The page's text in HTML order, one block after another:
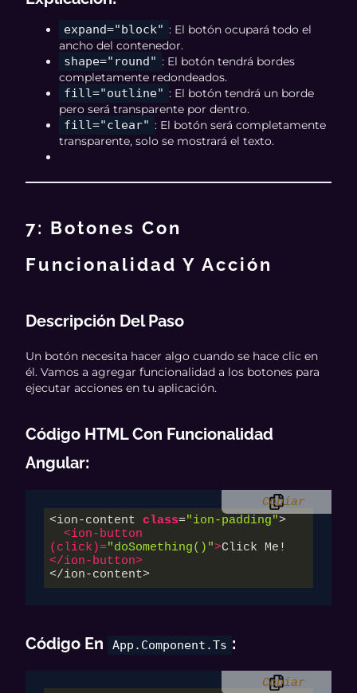
expand="block" : El botón ocupará todo el
ancho del contenedor.
shape="round" : El botón tendrá bordes
completamente redondeados.
fill="outline" : El botón tendrá un borde
pero será transparente por dentro.
fill="clear" : El botón será completamente
transparente, solo se mostrará el texto.
7: Botones Con
Funcionalidad Y Acción
Descripción Del Paso
Un botón necesita hacer algo cuando se hace clic en
él. Vamos a agregar funcionalidad a los botones para
ejecutar acciones en tu aplicación.
Código HTML Con Funcionalidad
Angular:
Copiar
<ion-content class="ion-padding">
<ion-button
( click )="doSomething()">Click Me!
</ion-button>
</ion-content>
Código En App.component.ts :
Copiar